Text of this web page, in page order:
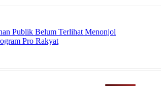
Publik Belum Terlihat Menonjol
Pro Rakyat